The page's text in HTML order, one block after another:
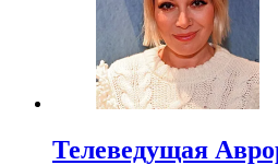
Телеведущая